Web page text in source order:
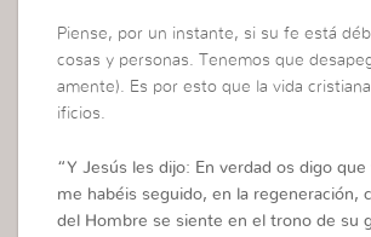
Piense, por un instante, si su fe está
cosas y personas. Tenemos que
amente). Es por esto que la vida
ificios.
“Y Jesús les dijo: En verdad os digo
me habéis seguido, en la regeneración,
del Hombre se siente en el trono de su